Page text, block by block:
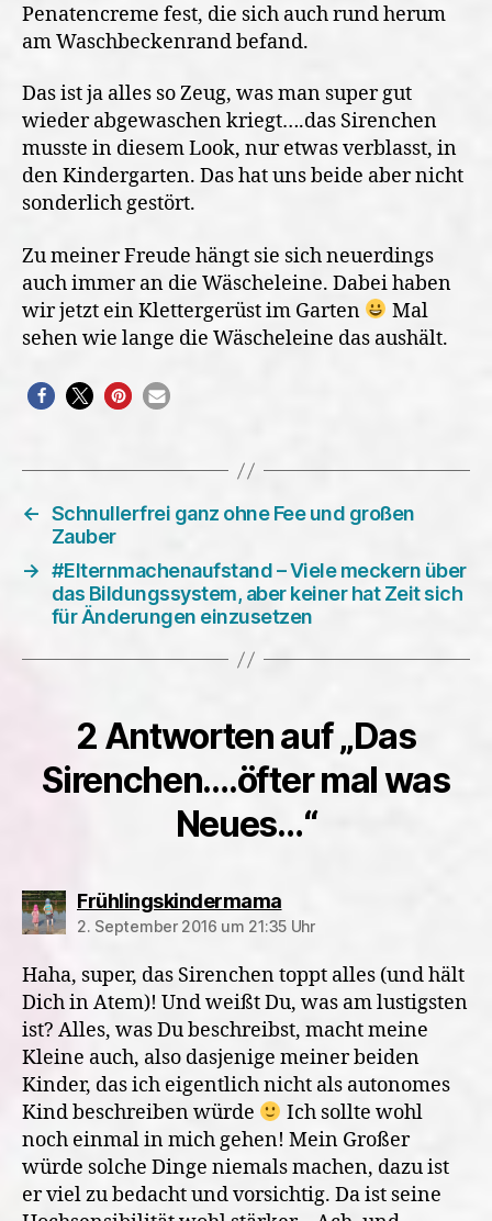
Penatencreme fest, die sich auch rund herum
am Waschbeckenrand befand.
Das ist ja alles so Zeug, was man super gut
wieder abgewaschen kriegt….das Sirenchen
musste in diesem Look, nur etwas verblasst, in
den Kindergarten. Das hat uns beide aber nicht
sonderlich gestört.
Zu meiner Freude hängt sie sich neuerdings
auch immer an die Wäscheleine. Dabei haben
wir jetzt ein Klettergerüst im Garten
Mal
sehen wie lange die Wäscheleine das aushält.
← Schnullerfrei ganz ohne Fee und großen
Zauber
→ #Elternmachenaufstand – Viele meckern über
das Bildungssystem, aber keiner hat Zeit sich
für Änderungen einzusetzen
2 Antworten auf „Das
Sirenchen….öfter mal was
Neues…“
Frühlingskindermamasagt:
2. September 2016 um 21:35 Uhr
Haha, super, das Sirenchen toppt alles (und hält
Dich in Atem)! Und weißt Du, was am lustigsten
ist? Alles, was Du beschreibst, macht meine
Kleine auch, also dasjenige meiner beiden
Kinder, das ich eigentlich nicht als autonomes
Kind beschreiben würde
Ich sollte wohl
noch einmal in mich gehen! Mein Großer
würde solche Dinge niemals machen, dazu ist
er viel zu bedacht und vorsichtig. Da ist seine